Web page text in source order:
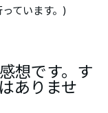
ています。)
想です。す
ありませ